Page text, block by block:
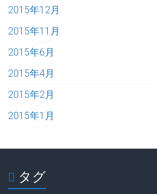
2015年12月
2015年11月
2015年6月
2015年4月
2015年2月
2015年1月
タグ